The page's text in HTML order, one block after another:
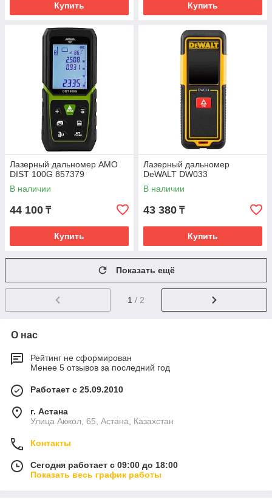
Купить Купить
Лазерный дальномер AMO
DIST 100G 857379
В наличии
44 100 ₸
Купить
Лазерный дальномер
DeWALT DW033
В наличии
43 380 ₸
Купить
Показать ещё
1 / 2
О нас
Рейтинг не сформирован
Менее 5 отзывов за последний год
Работает с 25.09.2010
г. Астана
Улица Акжол, 65, Астана, Казахстан
Контакты
Сегодня работает с 09:00 до 18:00
Показать весь график работы